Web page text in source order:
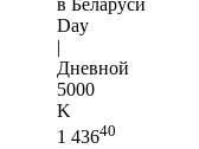
Day
|
Дневной
5000
K
1 43640